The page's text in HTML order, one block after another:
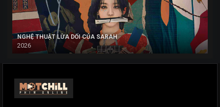
NGHỆ THUẬT LỪA DỐI CỦA SARAH
2026